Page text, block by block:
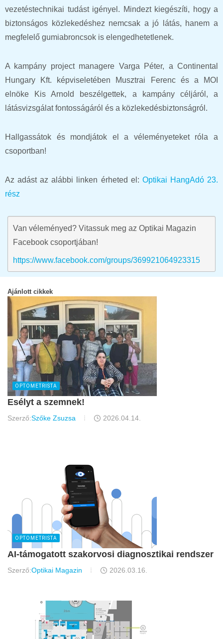
vezetéstechnikai tudást igényel. Mindezt kiegészíti, hogy a
biztonságos közlekedéshez nemcsak a jó látás, hanem a
megfelelő gumiabroncsok is elengedhetetlenek.
A kampány project managere Varga Péter, a Continental
Hungary Kft. képviseletében Musztrai Ferenc és a MOI
elnöke Kis Arnold beszélgettek, a kampány céljáról, a
látásvizsgálat fontosságáról és a közlekedésbiztonságról.
Hallgassátok és mondjátok el a véleményeteket róla a
csoportban!
Az adást az alábbi linken érheted el: Optikai HangAdó 23.
rész
Van véleményed? Vitassuk meg az Optikai Magazin
Facebook csoportjában!
https://www.facebook.com/groups/369921064923315
Ajánlott cikkek
OPTOMETRISTA
Esélyt a szemnek!
Szerző:Szőke Zsuzsa 2026.04.14.
OPTOMETRISTA
AI-támogatott szakorvosi diagnosztikai rendszer
Szerző:Optikai Magazin 2026.03.16.